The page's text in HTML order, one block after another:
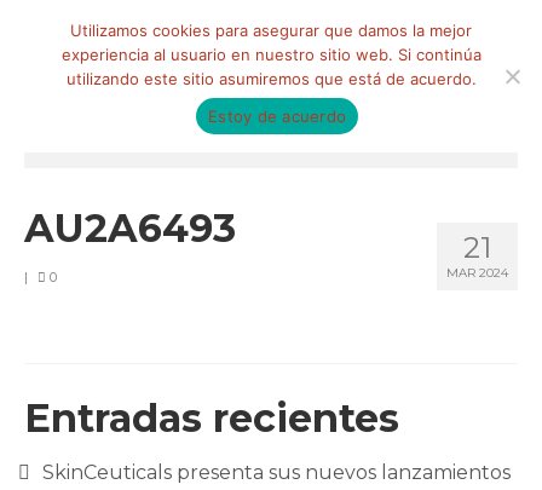
Equipo
21
MAR 2024
AU2A6493
| 0
Entradas recientes
SkinCeuticals presenta sus nuevos lanzamientos
Utilizamos cookies para asegurar que damos la mejor
experiencia al usuario en nuestro sitio web. Si continúa
utilizando este sitio asumiremos que está de acuerdo.
Estoy de acuerdo